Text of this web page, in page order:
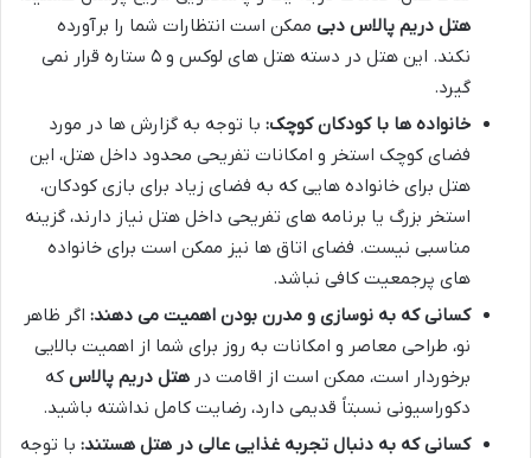
هتل دریم پالاس دبی ممکن است انتظارات شما را برآورده
نکند. این هتل در دسته هتل های لوکس و ۵ ستاره قرار نمی
گیرد.
خانواده ها با کودکان کوچک: با توجه به گزارش ها در مورد
فضای کوچک استخر و امکانات تفریحی محدود داخل هتل، این
هتل برای خانواده هایی که به فضای زیاد برای بازی کودکان،
استخر بزرگ یا برنامه های تفریحی داخل هتل نیاز دارند، گزینه
مناسبی نیست. فضای اتاق ها نیز ممکن است برای خانواده
های پرجمعیت کافی نباشد.
کسانی که به نوسازی و مدرن بودن اهمیت می دهند: اگر ظاهر
نو، طراحی معاصر و امکانات به روز برای شما از اهمیت بالایی
برخوردار است، ممکن است از اقامت در هتل دریم پالاس که
دکوراسیونی نسبتاً قدیمی دارد، رضایت کامل نداشته باشید.
کسانی که به دنبال تجربه غذایی عالی در هتل هستند: با توجه